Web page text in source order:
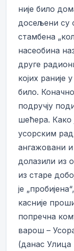
није било
досељени су
стамбена
насеобина
друге
којих раније
било.
подручју
шећера. Како
усорским
ангажовани
долазили из
из старе
је
касније
попречна
варош –
(данас